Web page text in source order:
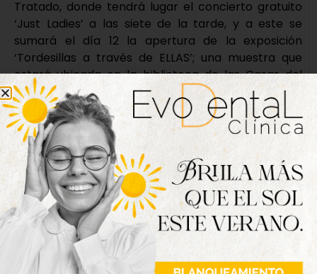
Tratado, donde tendrá lugar el concierto gratuito
‘Just Ladies’ a las siete de la tarde, y a este se
sumará el día 12 la apertura de la exposición
‘Tordesillas a través de ELLAS’; una muestra que
estará ubicada en la biblioteca de las Casas del
Tratado y en la que se reúne una colección
fotográfica de trayectorias de mujeres que han
contribuido a la igualdad en la localidad.
Por último, como broche a estas actividades, el
jueves 13 se representará en las Casas del Tratad a
las 12:00 horas la obra ‘las aventuras de la intrépida
Valentina’ para los alumnos de los colegios locales
que comprendan infantil, primero y segundo de
primaria.